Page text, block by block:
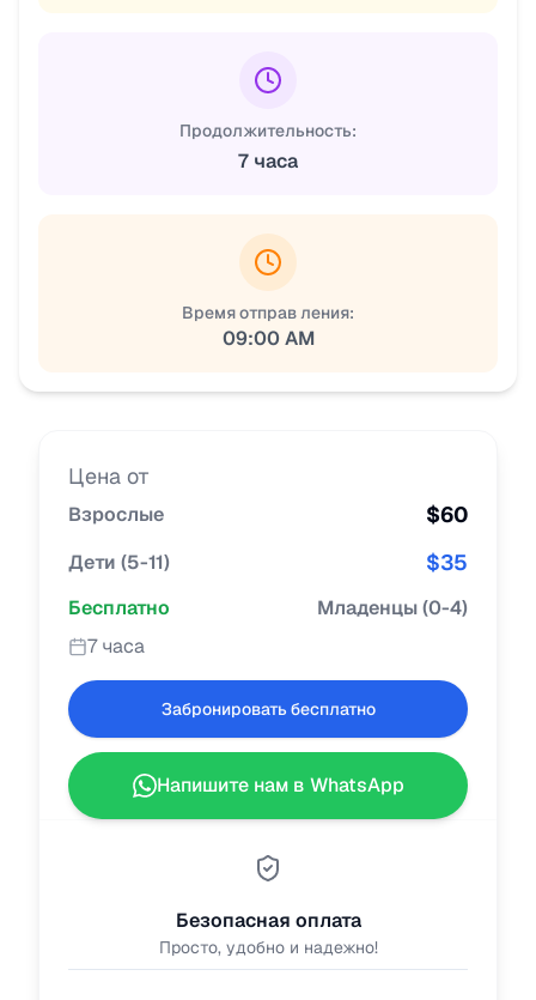
Продолжительность:
7 часа
Время отправ ления:
09:00 AM
Цена от
Взрослые $60
Дети (5-11) $35
Бесплатно Младенцы(0-4)
7 часа
Забронировать бесплатно
Напишите нам в WhatsApp
Безопасная оплата
Просто, удобно и надежно!